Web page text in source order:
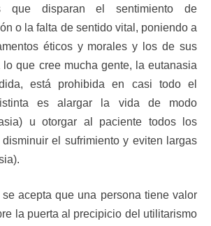
que disparan el sentimiento de
o la falta de sentido vital, poniendo a
éticos y morales y los de sus
lo que cree mucha gente, la eutanasia
está prohibida en casi todo el
es alargar la vida de modo
u otorgar al paciente todos los
el sufrimiento y eviten largas
acepta que una persona tiene valor
la puerta al precipicio del utilitarismo